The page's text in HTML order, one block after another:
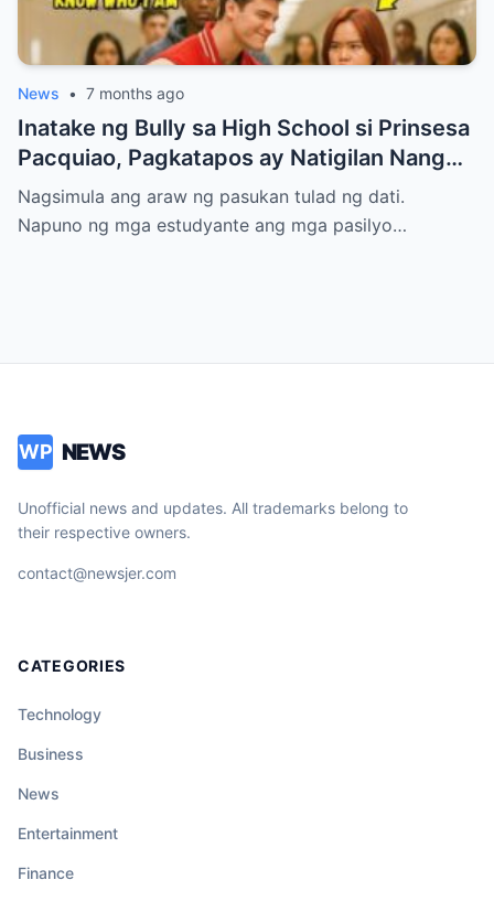
News • 7 months ago
Inatake ng Bully sa High School si Prinsesa
Pacquiao, Pagkatapos ay Natigilan Nang
Malaman Niya Kung Sino ang Ama Nito.
Nagsimula ang araw ng pasukan tulad ng dati.
Napuno ng mga estudyante ang mga pasilyo…
WP NEWS
Unofficial news and updates. All trademarks belong to
their respective owners.
contact@newsjer.com
CATEGORIES
Technology
Business
News
Entertainment
Finance